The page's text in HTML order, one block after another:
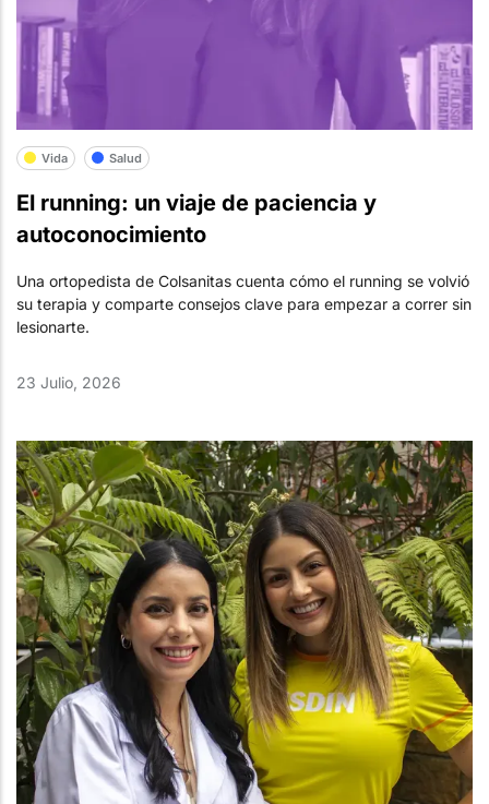
Vida Salud
El running: un viaje de paciencia y
autoconocimiento
Una ortopedista de Colsanitas cuenta cómo el running se volvió
su terapia y comparte consejos clave para empezar a correr sin
lesionarte.
23 Julio, 2026